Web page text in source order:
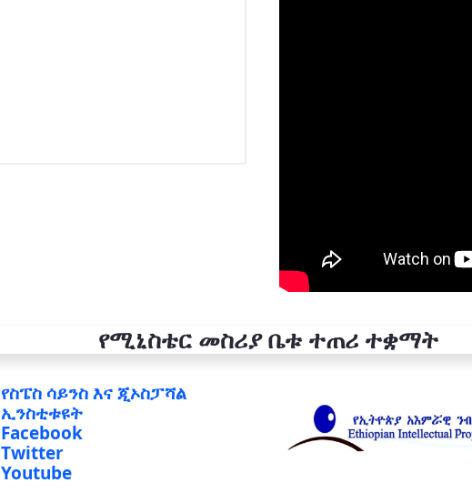
የሚኒስቴር መስሪያ ቤቱ ተጠሪ ተቋማት
የስፔስ ሳይንስ እና ጂኦስፓሻል
ኢንስቲቱዩት
Facebook
Twitter
Youtube